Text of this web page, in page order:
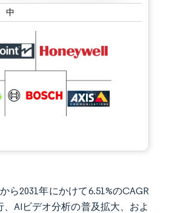
中
はCC BY 4.0の表示が必要です。
ら2031年にかけて6.51%のCAGR
AIビデオ分析の普及拡大、およ